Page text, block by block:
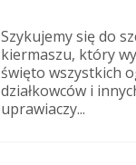
Szykujemy się do
kiermaszu, który
święto wszystkich
działkowców i
uprawiaczy...